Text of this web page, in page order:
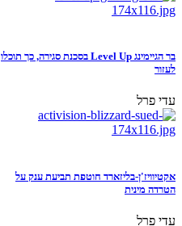
בר הגיימינג Level Up בסכנת סגירה, כך תוכלו
לעזור
עדי פרל
אקטיוויז'ן-בליזארד חוטפת תביעת ענק על
הטרדה מינית
עדי פרל